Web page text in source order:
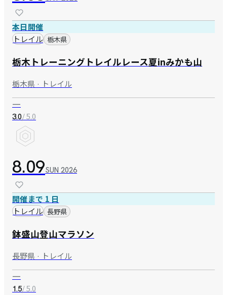
本日開催
トレイル 栃木県
栃木トレーニングトレイルレース夏inみかも山
栃木県 · トレイル
—
3.0/ 5.0
8.09SUN 2026
開催まで 1 日
トレイル 長野県
鉢盛山登山マラソン
長野県 · トレイル
—
1.5/ 5.0